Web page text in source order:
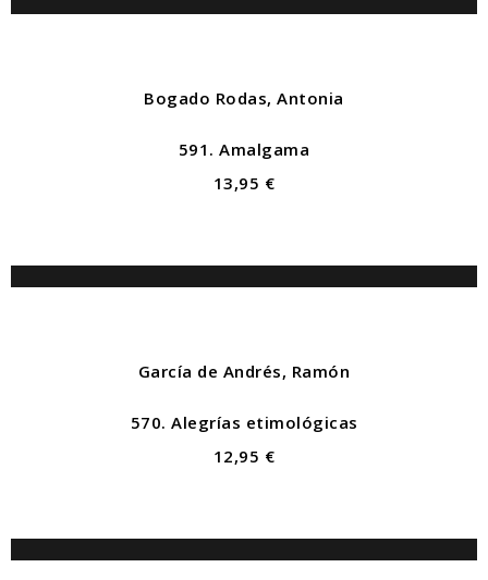
Bogado Rodas, Antonia
591. Amalgama
13,95 €
García de Andrés, Ramón
570. Alegrías etimológicas
12,95 €